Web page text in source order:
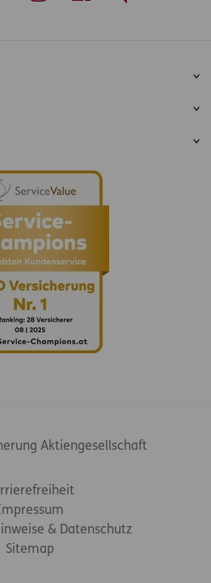
Aktiengesellschaft
& Datenschutz
Sitemap